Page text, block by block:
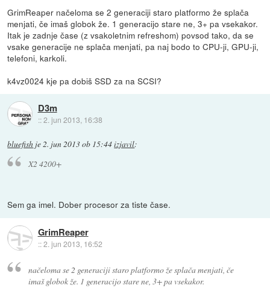
GrimReaper načeloma se 2 generaciji staro platformo že splača
menjati, če imaš globok že. 1 generacijo stare ne, 3+ pa vsekakor.
Itak je zadnje čase (z vsakoletnim refreshom) povsod tako, da se
vsake generacije ne splača menjati, pa naj bodo to CPU-ji, GPU-ji,
telefoni, karkoli.
k4vz0024 kje pa dobiš SSD za na SCSI?
D3m
::2. jun 2013, 16:38
bluefish je2. jun 2013 ob 15:44izjavil:
X2 4200+
Sem ga imel. Dober procesor za tiste čase.
GrimReaper
::2. jun 2013, 16:52
načeloma se 2 generaciji staro platformo že splača menjati, če
imaš globok že. 1 generacijo stare ne, 3+ pa vsekakor.